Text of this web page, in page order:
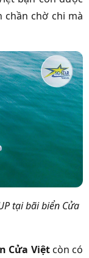
chần chờ chi mà
tại bãi biển Cửa
Cửa Việtcòn có